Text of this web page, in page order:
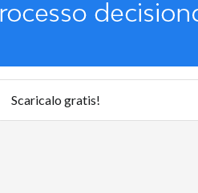
Scaricalo gratis!